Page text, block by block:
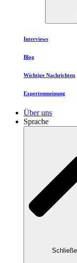
Interviews
Blog
Wichtige Nachrichten
Expertenmeinung
Über uns
Sprache